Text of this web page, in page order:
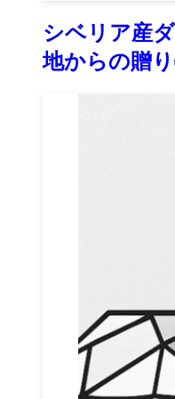
シベリア産
地からの贈